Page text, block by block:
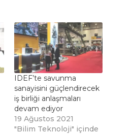
IDEF’te savunma
sanayisini güçlendirecek
iş birliği anlaşmaları
devam ediyor
19 Ağustos 2021
"Bilim Teknoloji" içinde